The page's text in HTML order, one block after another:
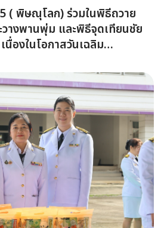
( พิษณุโลก) ร่วมในพิธีถวาย
วางพานพุ่ม และพิธีจุดเทียนชัย
องในโอกาสวันเฉลิม
ณ พระวชิรเกล้าเจ้าอยู่หัว